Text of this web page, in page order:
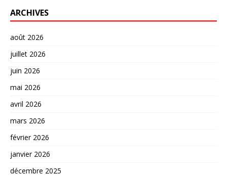
ARCHIVES
août 2026
juillet 2026
juin 2026
mai 2026
avril 2026
mars 2026
février 2026
janvier 2026
décembre 2025